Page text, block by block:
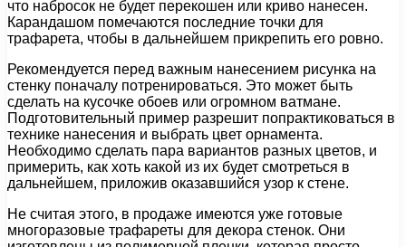
что набросок не будет перекошен или криво нанесен.
Карандашом помечаются последние точки для
трафарета, чтобы в дальнейшем прикрепить его ровно.
Рекомендуется перед важным нанесением рисунка на
стенку поначалу потренироваться. Это может быть
сделать на кусочке обоев или огромном ватмане.
Подготовительный пример разрешит попрактиковаться в
технике нанесения и выбрать цвет орнамента.
Необходимо сделать пара вариантов разных цветов, и
примерить, как хоть какой из их будет смотреться в
дальнейшем, приложив оказавшийся узор к стене.
Не считая этого, в продаже имеются уже готовые
многоразовые трафареты для декора стенок. Они